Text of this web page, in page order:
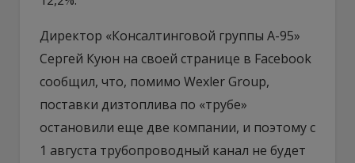
Директор «Консалтинговой группы А-95»
Сергей Куюн на своей странице в Facebook
сообщил, что, помимо Wexler Group,
поставки дизтоплива по «трубе»
остановили еще две компании, и поэтому с
1 августа трубопроводный канал не будет